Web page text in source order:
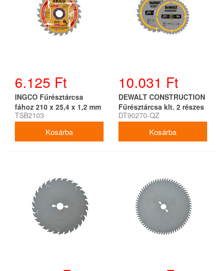
6.125 Ft
INGCO Fűrésztárcsa
fához 210 x 25,4 x 1,2 mm
/ 40T
TSB2103
10.031 Ft
DEWALT CONSTRUCTION
Fűrésztárcsa klt. 2 részes
szeges fához 165 x 20 x
DT90270-QZ